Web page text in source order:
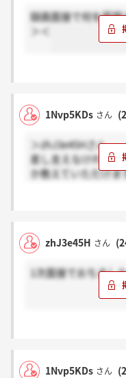
録画面接で何を質
＞＜
1Nvp5KDs さん
＞zhJ3e45Hさん
差し支えなければ
か教えていただけ
zhJ3e45H さん
1次面接でおちまし
1Nvp5KDs さん